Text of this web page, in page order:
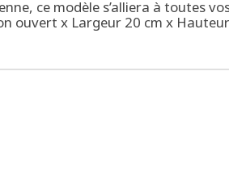
ce modèle s’alliera à toutes
ouvert x Largeur 20 cm x